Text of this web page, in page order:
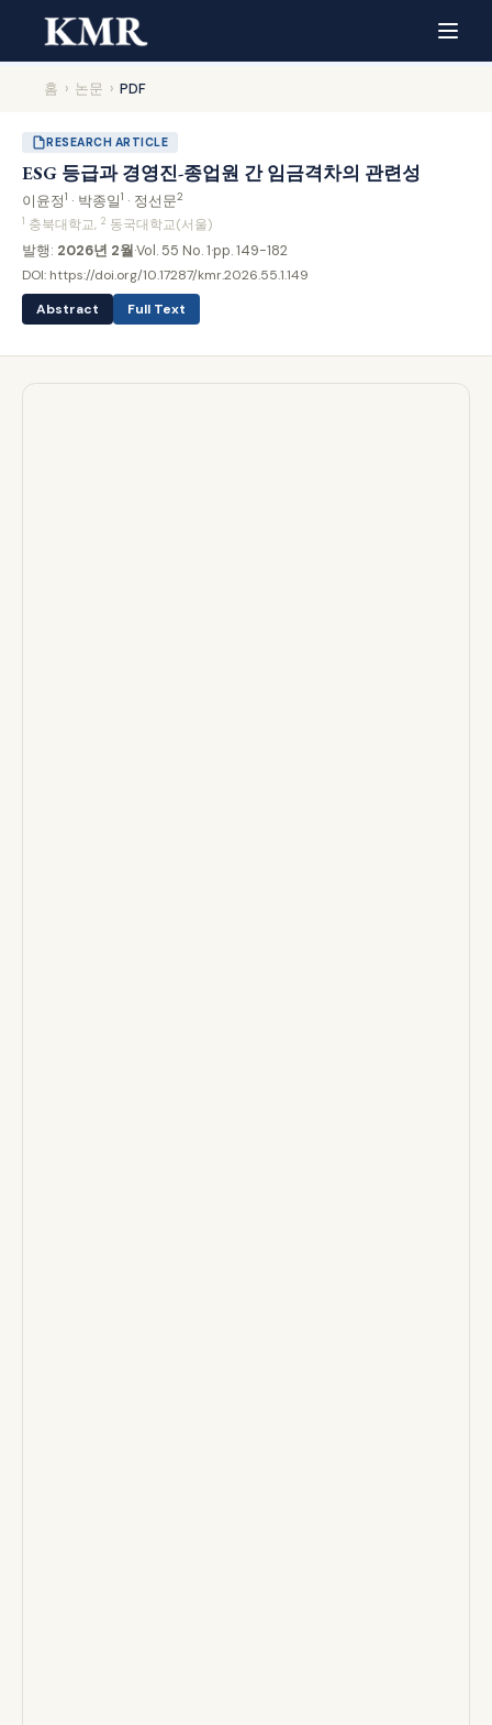
홈 › 논문 › PDF
RESEARCH ARTICLE
ESG 등급과 경영진-종업원 간 임금격차의 관련성
이윤정1 · 박종일1 · 정선문2
1 충북대학교, 2 동국대학교(서울)
발행: 2026년 2월 ·Vol. 55 No. 1·pp. 149-182
DOI: https://doi.org/10.17287/kmr.2026.55.1.149
Abstract
Full Text